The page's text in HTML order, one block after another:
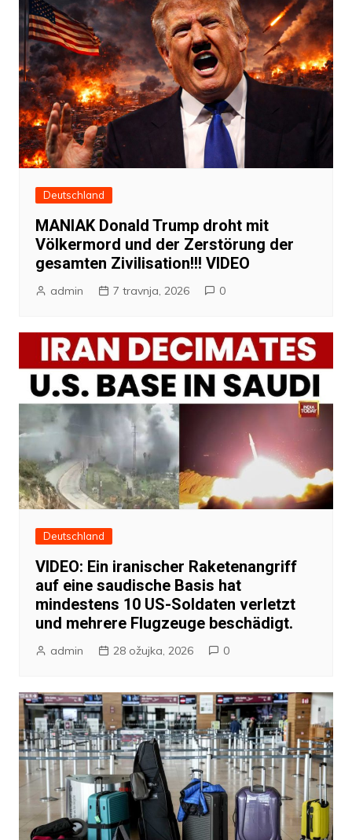
Deutschland
MANIAK Donald Trump droht mit
Völkermord und der Zerstörung der
gesamten Zivilisation!!! VIDEO
admin 7 travnja, 2026 0
Deutschland
VIDEO: Ein iranischer Raketenangriff
auf eine saudische Basis hat
mindestens 10 US-Soldaten verletzt
und mehrere Flugzeuge beschädigt.
admin 28 ožujka, 2026 0